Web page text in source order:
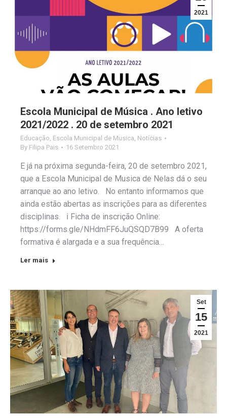
2021
Escola Municipal de Música . Ano letivo
2021/2022 . 20 de setembro 2021
Educação Escola Municipal de Musica Notícias
By Filipa Pais 16 Setembro 2021
E já na próxima segunda-feira, 20 de setembro 2021,
que a Escola Municipal de Musica de Nelas dá o seu
arranque ao ano letivo. No entanto informamos que
ainda estão abertas as inscrições para as diferentes
disciplinas. ℹ Ficha de inscrição Online:
https://forms.gle/NHdmFF6JuQSQD7B99 A oferta
formativa é alargada e a sua frequência…
Ler mais
Set
15
2021